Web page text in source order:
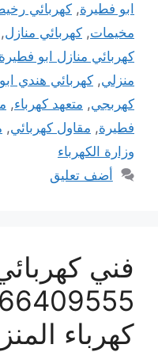
ابو فطيرة, كهربائي
مخيمات, كهربائي منازل,
كهربائي منازل ابو فطيرة
منزلي, كهربائي هندي
كهربجي, متعهد كهرباء,
فطيرة, مقاول كهربائي,
وزارة الكهرباء
أضف تعليق
فني
كهرباء